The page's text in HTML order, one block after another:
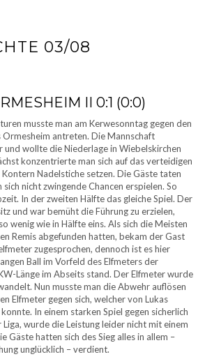
03/08
II 0:1 (0:0)
musste man am Kerwesonntag gegen den
antreten. Die Mannschaft
und wollte die Niederlage in Wiebelskirchen
konzentrierte man sich auf das verteidigen
Nadelstiche setzen. Die Gäste taten
nicht zwingende Chancen erspielen. So
In der zweiten Hälfte das gleiche Spiel. Der
und war bemüht die Führung zu erzielen,
wenig wie in Hälfte eins. Als sich die Meisten
Remis abgefunden hatten, bekam der Gast
zugesprochen, dennoch ist es hier
Ball im Vorfeld des Elfmeters der
Länge im Abseits stand. Der Elfmeter wurde
Nun musste man die Abwehr auflösen
Elfmeter gegen sich, welcher von Lukas
In einem starken Spiel gegen sicherlich
wurde die Leistung leider nicht mit einem
Gäste hatten sich des Sieg alles in allem –
unglücklich – verdient.